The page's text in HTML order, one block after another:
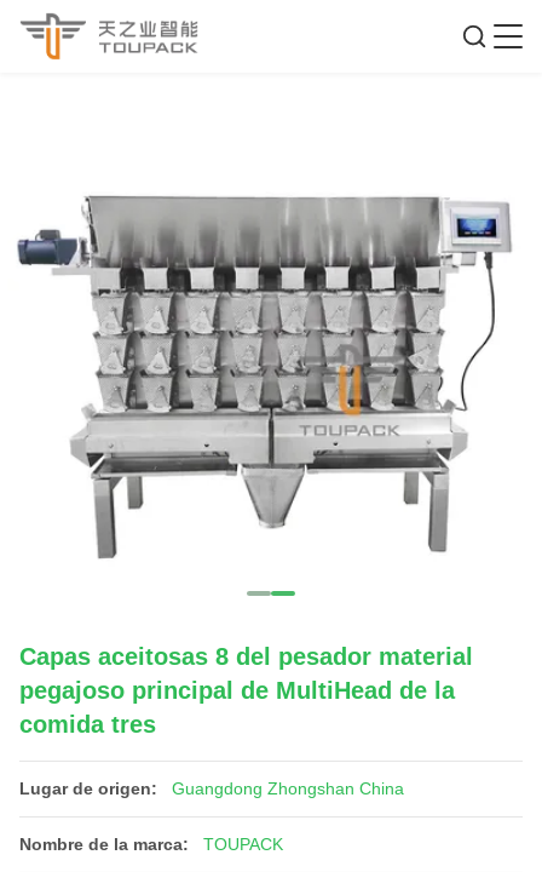
Capas aceitosas 8 del pesador material
pegajoso principal de MultiHead de la
comida tres
Lugar de origen: Guangdong Zhongshan China
Nombre de la marca: TOUPACK